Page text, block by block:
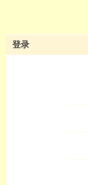
登录